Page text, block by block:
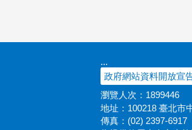
:::
政府網站資料開放宣
瀏覽人次： 1899446
地址：100218 臺北市
傳真：(02) 2397-6917